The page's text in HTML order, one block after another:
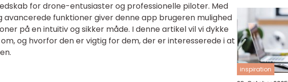
for drone-entusiaster og professionelle piloter. Med
funktioner giver denne app brugeren mulighed
på en intuitiv og sikker måde. I denne artikel vil vi dykke
og hvorfor den er vigtig for dem, der er interesserede i at
inspiration